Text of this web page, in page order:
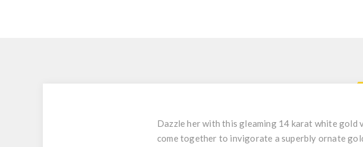
Dazzle her with this gleaming 14 karat white
come together to invigorate a superbly ornate